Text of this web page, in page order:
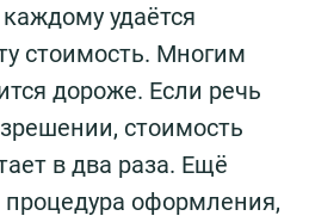
удаётся
стоимость. Многим
дороже. Если речь
стоимость
в два раза. Ещё
оформления,